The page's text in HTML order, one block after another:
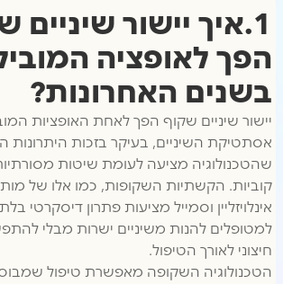
1.איך יישור שיניים
הפך לאופציה
בשנים האחרונות?
יישור שיניים שקוף הפך לאחת האופציות
אסתטיקת השיניים, בעיקר בזכות היתרונות
שהטכנולוגיה מציעה לעומת שיטות
קוביות. הקשתיות השקופות, כמו אלו של
אינלויזליין וסמייל מציעות פתרון דיסקרטי
למטופלים להנות משיניים ישרות מבלי
חיצוני לאורך הטיפול.
הטכנולוגיה השקופה מאפשרת טיפול